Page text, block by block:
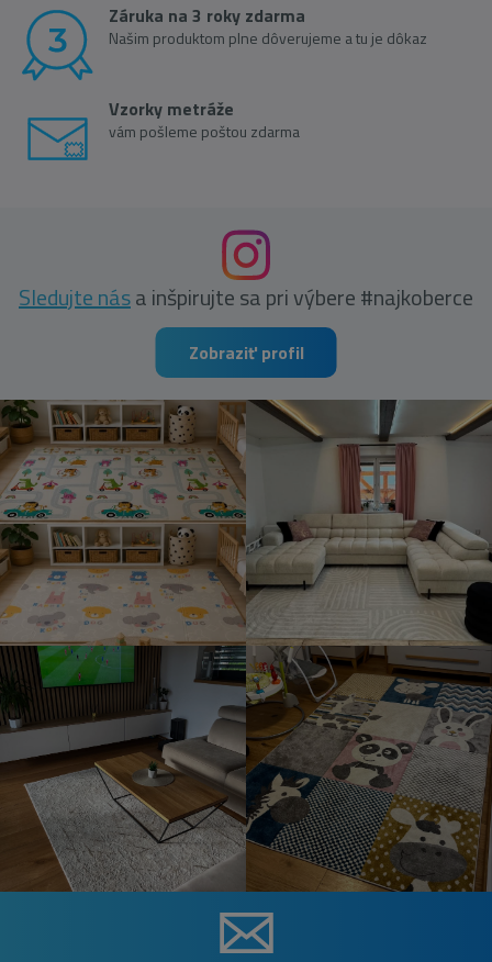
Záruka na 3 roky zdarma
Našim produktom plne dôverujeme a tu je dôkaz
Vzorky metráže
vám pošleme poštou zdarma
Sledujte nása inšpirujte sa pri výbere #najkoberce
Zobraziť profil